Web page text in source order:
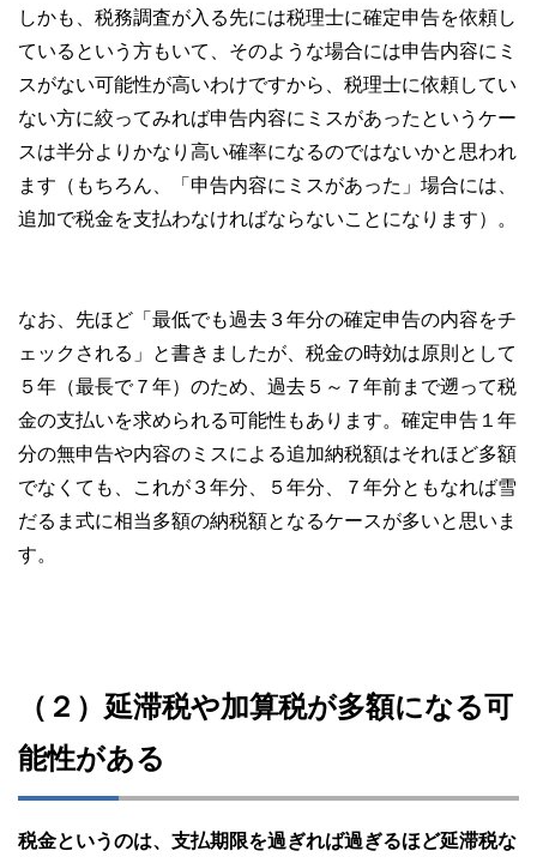
しかも、税務調査が入る先には税理士に確定申告を依頼し
ているという方もいて、そのような場合には申告内容にミ
スがない可能性が高いわけですから、税理士に依頼してい
ない方に絞ってみれば申告内容にミスがあったというケー
スは半分よりかなり高い確率になるのではないかと思われ
ます（もちろん、「申告内容にミスがあった」場合には、
追加で税金を支払わなければならないことになります）。
なお、先ほど「最低でも過去３年分の確定申告の内容をチ
ェックされる」と書きましたが、税金の時効は原則として
５年（最長で７年）のため、過去５～７年前まで遡って税
金の支払いを求められる可能性もあります。確定申告１年
分の無申告や内容のミスによる追加納税額はそれほど多額
でなくても、これが３年分、５年分、７年分ともなれば雪
だるま式に相当多額の納税額となるケースが多いと思いま
す。
（２）延滞税や加算税が多額になる可
能性がある
税金というのは、支払期限を過ぎれば過ぎるほど延滞税な